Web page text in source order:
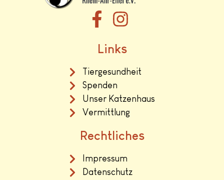
Links
Tiergesundheit
Spenden
Unser Katzenhaus
Vermittlung
Rechtliches
Impressum
Datenschutz